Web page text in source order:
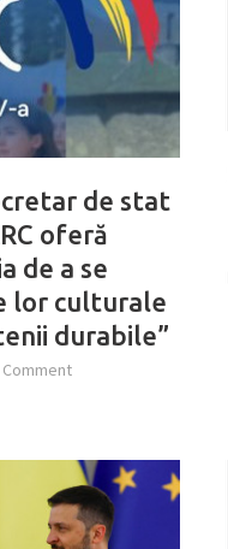
de stat
oferă
de a se
lor culturale
durabile”
Comment